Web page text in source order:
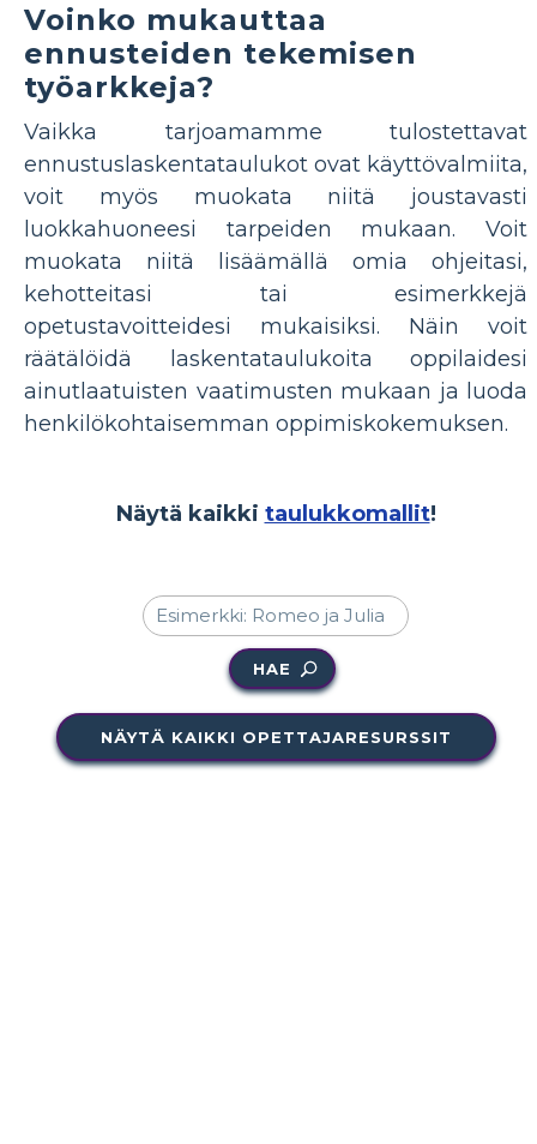
Voinko mukauttaa
ennusteiden tekemisen
työarkkeja?
Vaikka tarjoamamme tulostettavat
ennustuslaskentataulukot ovat käyttövalmiita,
voit myös muokata niitä joustavasti
luokkahuoneesi tarpeiden mukaan. Voit
muokata niitä lisäämällä omia ohjeitasi,
kehotteitasi tai esimerkkejä
opetustavoitteidesi mukaisiksi. Näin voit
räätälöidä laskentataulukoita oppilaidesi
ainutlaatuisten vaatimusten mukaan ja luoda
henkilökohtaisemman oppimiskokemuksen.
Näytä kaikki taulukkomallit!
HAE
NÄYTÄ KAIKKI OPETTAJARESURSSIT